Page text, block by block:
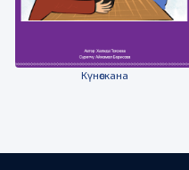
Күнөскана